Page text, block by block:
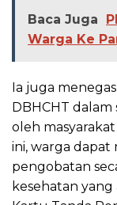
Baca Juga
Warga Ke
Ia juga
DBHCHT
oleh
ini, warga dapat
pengobatan
kesehatan